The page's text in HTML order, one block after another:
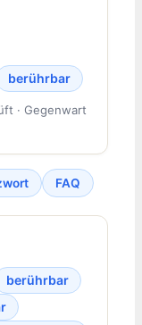
berührbar
· Gegenwart
FAQ
berührbar